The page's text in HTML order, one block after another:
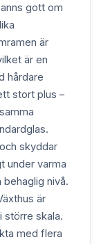
gott om
är
är en
hårdare
stort plus –
skyddar
under varma
nivå.
är
större skala.
med flera